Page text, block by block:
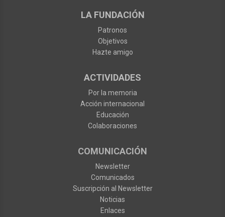
LA FUNDACIÓN
Patronos
Objetivos
Hazte amigo
ACTIVIDADES
Por la memoria
Acción internacional
Educación
Colaboraciones
COMUNICACIÓN
Newsletter
Comunicados
Suscripción al Newsletter
Noticias
Enlaces